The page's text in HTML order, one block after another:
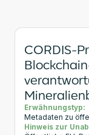
CORDIS-
Erwähnungstyp:
Metadaten zu
Hinweis zur